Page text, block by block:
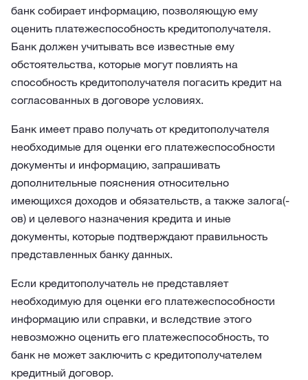
банк собирает информацию, позволяющую ему
оценить платежеспособность кредитополучателя.
Банк должен учитывать все известные ему
обстоятельства, которые могут повлиять на
способность кредитополучателя погасить кредит на
согласованных в договоре условиях.
Банк имеет право получать от кредитополучателя
необходимые для оценки его платежеспособности
документы и информацию, запрашивать
дополнительные пояснения относительно
имеющихся доходов и обязательств, а также залога(-
ов) и целевого назначения кредита и иные
документы, которые подтверждают правильность
представленных банку данных.
Если кредитополучатель не представляет
необходимую для оценки его платежеспособности
информацию или справки, и вследствие этого
невозможно оценить его платежеспособность, то
банк не может заключить с кредитополучателем
кредитный договор.